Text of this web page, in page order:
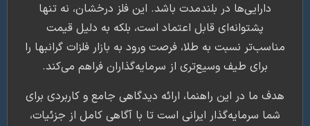
دارایی‌ها در بلندمدت باشد. این فلز درخشان، نه تنها
پشتوانه‌ای قابل اعتماد است، بلکه به دلیل قیمت
نسبت به طلا، فرصت ورود به بازار فلزات گرانبها را
برای طیف وسیع‌تری از سرمایه‌گذاران فراهم می‌کند.
ما در این راهنما، ارائه دیدگاهی جامع و کاربردی برای
سرمایه‌گذار ایرانی است تا با آگاهی کامل از جزئیات،